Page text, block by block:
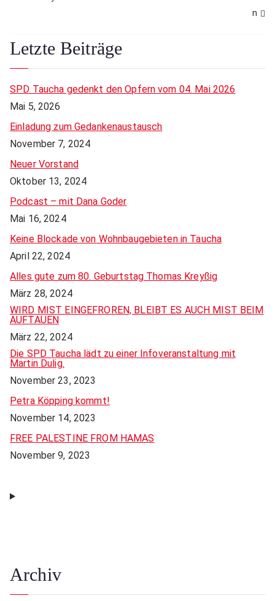
n
Letzte Beiträge
SPD Taucha gedenkt den Opfern vom 04. Mai 2026
Mai 5, 2026
Einladung zum Gedankenaustausch
November 7, 2024
Neuer Vorstand
Oktober 13, 2024
Podcast – mit Dana Goder
Mai 16, 2024
Keine Blockade von Wohnbaugebieten in Taucha
April 22, 2024
Alles gute zum 80. Geburtstag Thomas Kreyßig
März 28, 2024
WIRD MIST EINGEFROREN, BLEIBT ES AUCH MIST BEIM
AUFTAUEN
März 22, 2024
Die SPD Taucha lädt zu einer Infoveranstaltung mit
Martin Dulig.
November 23, 2023
Petra Köpping kommt!
November 14, 2023
FREE PALESTINE FROM HAMAS
November 9, 2023
Archiv